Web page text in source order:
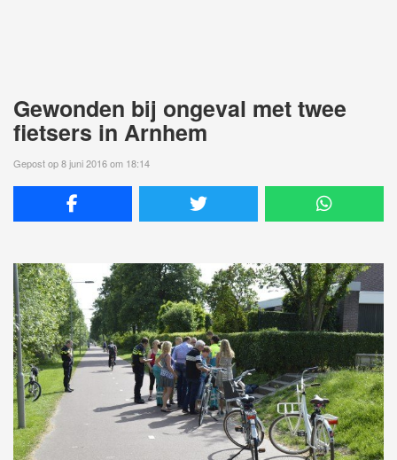
Gewonden bij ongeval met twee
fietsers in Arnhem
Gepost op 8 juni 2016 om 18:14